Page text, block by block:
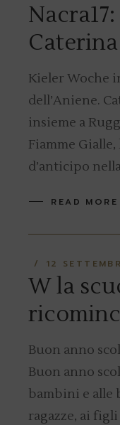
Kieler Woche
dell’Aniene.
insieme a
Fiamme
d’anticipo
READ MORE
12
W la
Buon anno
Buon anno
bambini e alle
ragazze, ai